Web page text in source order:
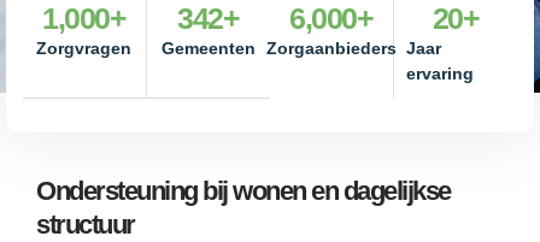
Zorgvragen
1,000+
Gemeenten
342+
Zorgaanbieders
6,000+
Jaar
ervaring
20+
Ondersteuning bij wonen en dagelijkse
structuur